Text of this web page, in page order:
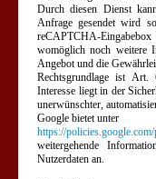
Durch diesen Dienst
Anfrage gesendet wird
reCAPTCHA-
womöglich noch weitere
Angebot und die
Rechtsgrundlage ist
Interesse liegt in der
unerwünschter,
Google bietet unter
https://
weitergehende
Nutzerdaten an.